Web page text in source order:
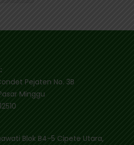
Pejaten No. 3B
Minggu
Blok B4-5 Cipete Utara,